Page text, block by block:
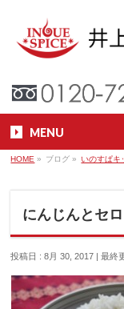
MENU
HOME » ブログ » いのすぱキ
にんじんとセ
投稿日 : 8月 30, 2017 最終